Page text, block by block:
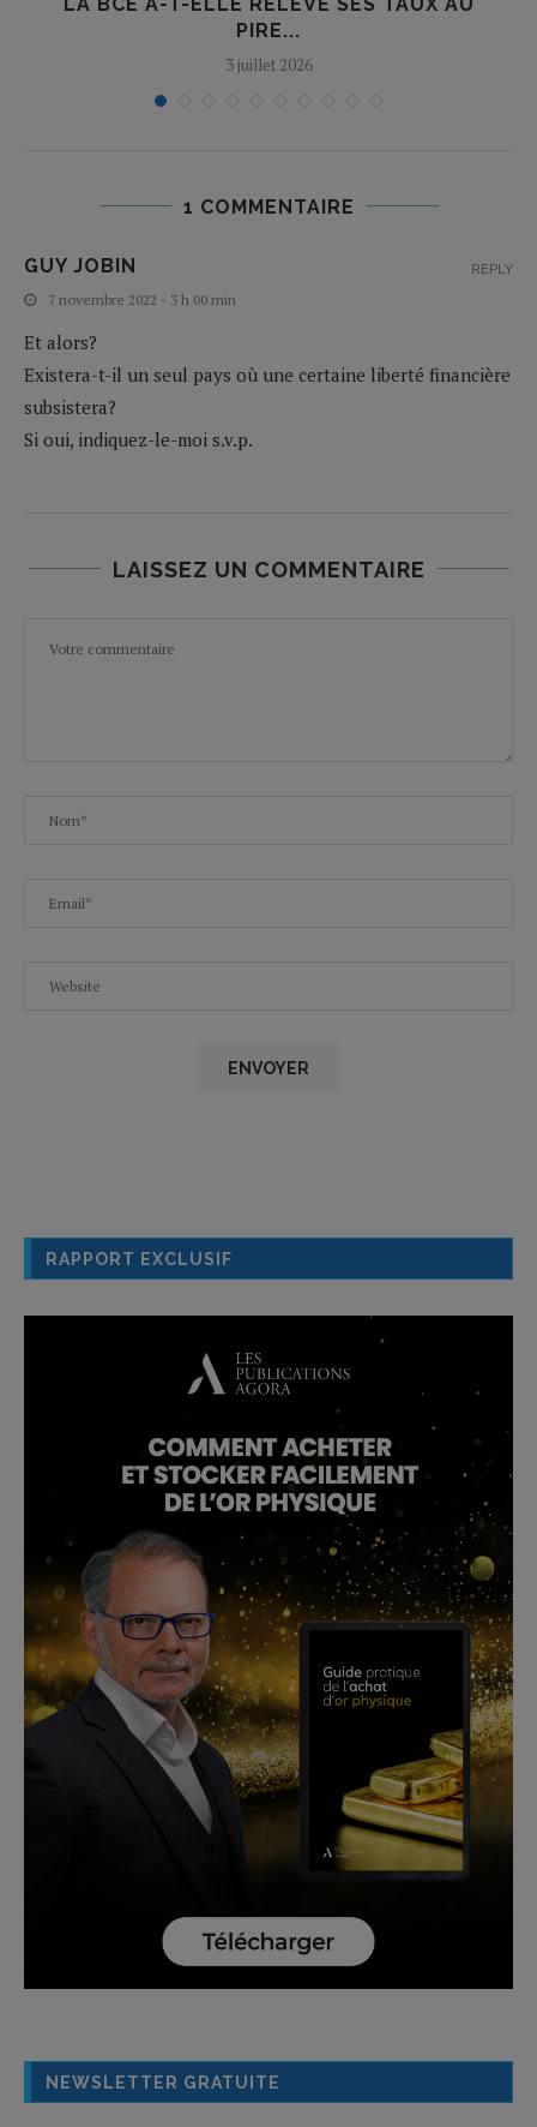
PIRE...
3 juillet 2026
1 COMMENTAIRE
GUY JOBIN
7 novembre 2022 - 3 h 00 min
Et alors?
Existera-t-il un seul pays où une certaine liberté financière
subsistera?
Si oui, indiquez-le-moi s.v.p.
REPLY
LAISSEZ UN COMMENTAIRE
RAPPORT EXCLUSIF
NEWSLETTER GRATUITE